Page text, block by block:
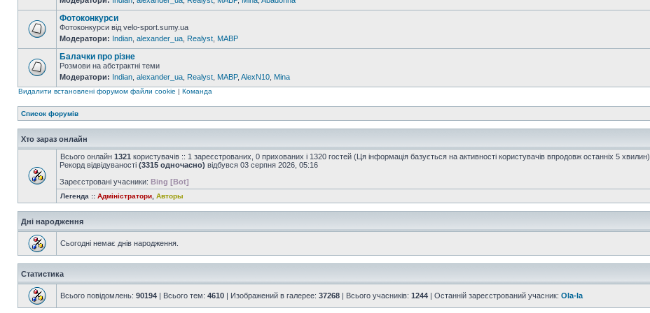
Фотоконкурси
Фотоконкурси від velo-sport.sumy.ua
Модератори: Indian alexander_ua Realyst MABP
Балачки про різне
Розмови на абстрактні теми
Модератори: Indian alexander_ua Realyst MABP, AlexN10 Mina
Видалити встановлені форумом файли cookie | Команда
Список форумів
Хто зараз онлайн
Всього онлайн 1321 користувачів :: 1 зареєстрованих, 0 прихованих і 1320 гостей (Ця інформація базується на активності користувачів впродовж останніх 5 хвилин)
Рекорд відвідуваності (3315 одночасно) відбувся 03 серпня 2026, 05:16
Зареєстровані учасники: Bing [Bot]
Легенда :: Адміністратори Авторы
Дні народження
Сьогодні немає днів народження.
Статистика
Всього повідомлень: 90194 | Всього тем: 4610 | Изображений в галерее: 37268 | Всього учасників: 1244 | Останній зареєстрований учасник: Ola-la